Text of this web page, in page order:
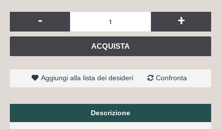
- +
ACQUISTA
Aggiungi alla lista dei desideri Confronta
Descrizione